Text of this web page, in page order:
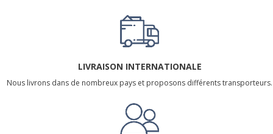
LIVRAISON INTERNATIONALE
Nous livrons dans de nombreux pays et proposons différents transporteurs.